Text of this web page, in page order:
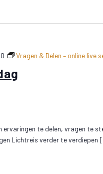
Vragen & Delen – online live
ervaringen te delen, vragen te
Lichtreis verder te verdiepen